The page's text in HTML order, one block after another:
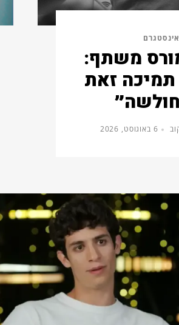
אינסטגרם
משתף:
זאת
6 באוגוסט, 2026